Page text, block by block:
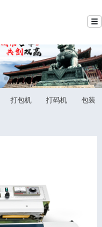
☰
打包机 打码机
包装